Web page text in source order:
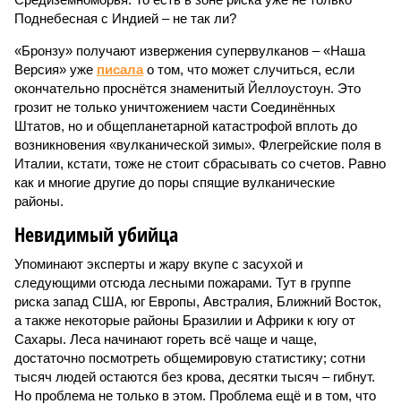
Поднебесная с Индией – не так ли?
«Бронзу» получают извержения супервулканов – «Наша
Версия» уже писалао том, что может случиться, если
окончательно проснётся знаменитый Йеллоустоун. Это
грозит не только уничтожением части Соединённых
Штатов, но и общепланетарной катастрофой вплоть до
возникновения «вулканической зимы». Флегрейские поля в
Италии, кстати, тоже не стоит сбрасывать со счетов. Равно
как и многие другие до поры спящие вулканические
районы.
Невидимый убийца
Упоминают эксперты и жару вкупе с засухой и
следующими отсюда лесными пожарами. Тут в группе
риска запад США, юг Европы, Австралия, Ближний Восток,
а также некоторые районы Бразилии и Африки к югу от
Сахары. Леса начинают гореть всё чаще и чаще,
достаточно посмотреть общемировую статистику; сотни
тысяч людей остаются без крова, десятки тысяч – гибнут.
Но проблема не только в этом. Проблема ещё и в том, что